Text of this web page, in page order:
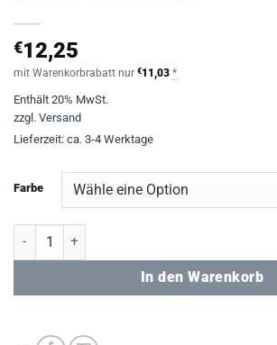
€12,25
mit Warenkorbrabatt nur €11,03 *
Enthält 20% MwSt.
zzgl. Versand
Lieferzeit: ca. 3-4 Werktage
Farbe
Lunchbox - doppelwandig (REX London) Menge
In den Warenkorb